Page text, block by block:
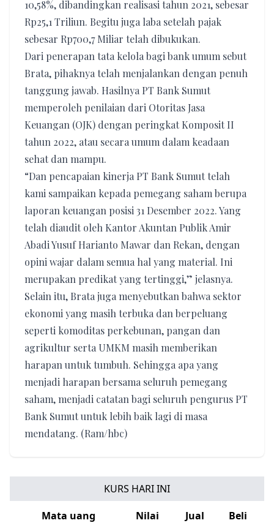
10,58%, dibandingkan realisasi tahun 2021, sebesar
Rp25,1 Triliun. Begitu juga laba setelah pajak
sebesar Rp700,7 Miliar telah dibukukan.
Dari penerapan tata kelola bagi bank umum sebut
Brata, pihaknya telah menjalankan dengan penuh
tanggung jawab. Hasilnya PT Bank Sumut
memperoleh penilaian dari Otoritas Jasa
Keuangan (OJK) dengan peringkat Komposit II
tahun 2022, atau secara umum dalam keadaan
sehat dan mampu.
“Dan pencapaian kinerja PT Bank Sumut telah
kami sampaikan kepada pemegang saham berupa
laporan keuangan posisi 31 Desember 2022. Yang
telah diaudit oleh Kantor Akuntan Publik Amir
Abadi Yusuf Harianto Mawar dan Rekan, dengan
opini wajar dalam semua hal yang material. Ini
merupakan predikat yang tertinggi,” jelasnya.
Selain itu, Brata juga menyebutkan bahwa sektor
ekonomi yang masih terbuka dan berpeluang
seperti komoditas perkebunan, pangan dan
agrikultur serta UMKM masih memberikan
harapan untuk tumbuh. Sehingga apa yang
menjadi harapan bersama seluruh pemegang
saham, menjadi catatan bagi seluruh pengurus PT
Bank Sumut untuk lebih baik lagi di masa
mendatang. (Ram/hbc)
KURS HARI INI
Mata uang
Nilai Jual Beli